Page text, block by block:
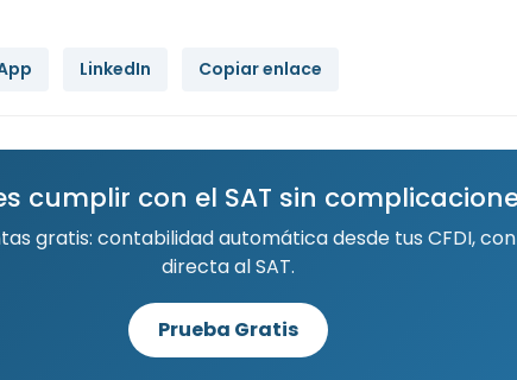
LinkedIn Copiar enlace
cumplir con el SAT sin
gratis: contabilidad automática desde tus CFDI,
directa al SAT.
Prueba Gratis